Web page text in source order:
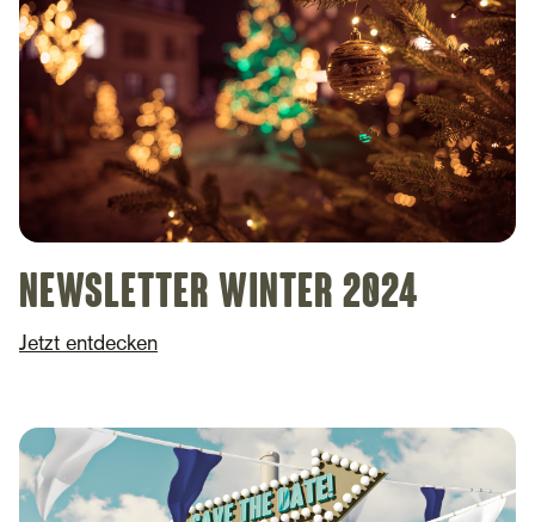
Newsletter Winter 2024
Jetzt entdecken